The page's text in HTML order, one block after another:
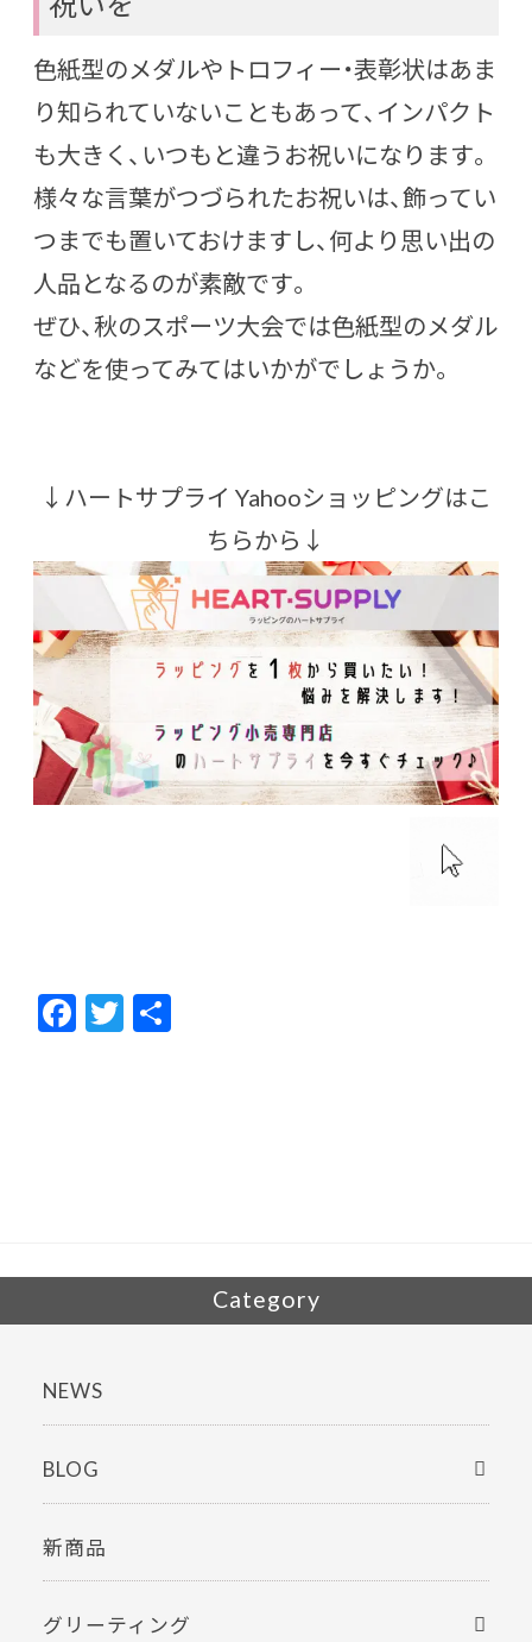
色紙型のメダルやトロフィー・表彰状はあま
り知られていないこともあって、インパクト
も大きく、いつもと違うお祝いになります。
様々な言葉がつづられたお祝いは、飾ってい
つまでも置いておけますし、何より思い出の
人品となるのが素敵です。
ぜひ、秋のスポーツ大会では色紙型のメダル
などを使ってみてはいかがでしょうか。
↓ハートサプライ Yahooショッピングはこ
ちらから↓
F
ac
T
w
Category
NEWS
BLOG
新商品
グリーティング